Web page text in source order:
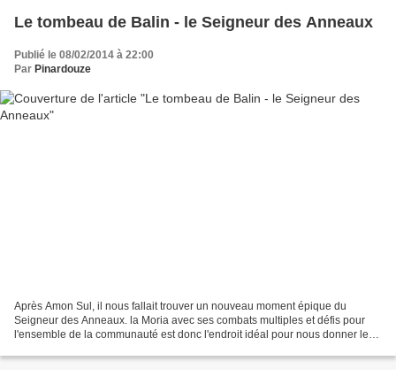
Le tombeau de Balin - le Seigneur des Anneaux
Publié le 08/02/2014 à 22:00
Par Pinardouze
Après Amon Sul, il nous fallait trouver un nouveau moment épique du
Seigneur des Anneaux. la Moria avec ses combats multiples et défis pour
l'ensemble de la communauté est donc l'endroit idéal pour nous donner le